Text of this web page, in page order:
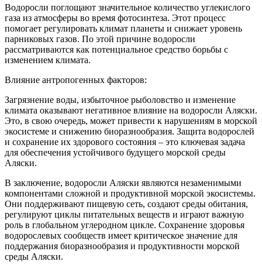
Водоросли поглощают значительное количество углекислого
газа из атмосферы во время фотосинтеза. Этот процесс
помогает регулировать климат планеты и снижает уровень
парниковых газов. По этой причине водоросли
рассматриваются как потенциальное средство борьбы с
изменением климата.
Влияние антропогенных факторов:
Загрязнение воды, избыточное рыболовство и изменение
климата оказывают негативное влияние на водоросли Аляски.
Это, в свою очередь, может привести к нарушениям в морской
экосистеме и снижению биоразнообразия. Защита водорослей
и сохранение их здорового состояния – это ключевая задача
для обеспечения устойчивого будущего морской среды
Аляски.
В заключение, водоросли Аляски являются незаменимыми
компонентами сложной и продуктивной морской экосистемы.
Они поддерживают пищевую сеть, создают среды обитания,
регулируют циклы питательных веществ и играют важную
роль в глобальном углеродном цикле. Сохранение здоровья
водорослевых сообществ имеет критическое значение для
поддержания биоразнообразия и продуктивности морской
среды Аляски.